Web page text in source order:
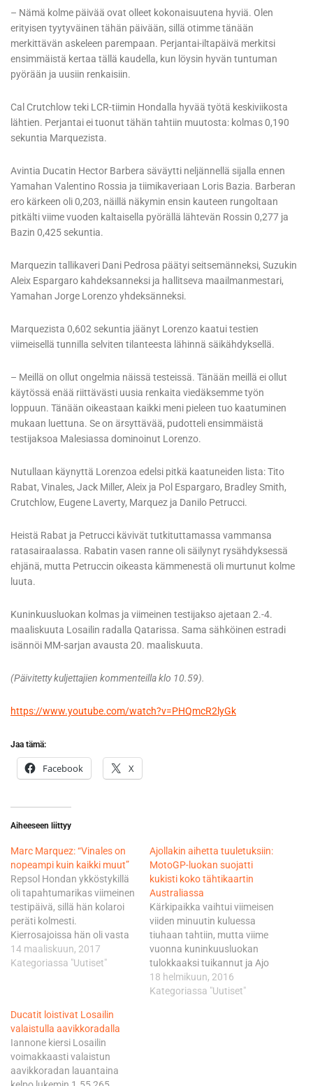
– Nämä kolme päivää ovat olleet kokonaisuutena hyviä. Olen
erityisen tyytyväinen tähän päivään, sillä otimme tänään
merkittävän askeleen parempaan. Perjantai-iltapäivä merkitsi
ensimmäistä kertaa tällä kaudella, kun löysin hyvän tuntuman
pyörään ja uusiin renkaisiin.
Cal Crutchlow teki LCR-tiimin Hondalla hyvää työtä keskiviikosta
lähtien. Perjantai ei tuonut tähän tahtiin muutosta: kolmas 0,190
sekuntia Marquezista.
Avintia Ducatin Hector Barbera säväytti neljännellä sijalla ennen
Yamahan Valentino Rossia ja tiimikaveriaan Loris Bazia. Barberan
ero kärkeen oli 0,203, näillä näkymin ensin kauteen rungoltaan
pitkälti viime vuoden kaltaisella pyörällä lähtevän Rossin 0,277 ja
Bazin 0,425 sekuntia.
Marquezin tallikaveri Dani Pedrosa päätyi seitsemänneksi, Suzukin
Aleix Espargaro kahdeksanneksi ja hallitseva maailmanmestari,
Yamahan Jorge Lorenzo yhdeksänneksi.
Marquezista 0,602 sekuntia jäänyt Lorenzo kaatui testien
viimeisellä tunnilla selviten tilanteesta lähinnä säikähdyksellä.
– Meillä on ollut ongelmia näissä testeissä. Tänään meillä ei ollut
käytössä enää riittävästi uusia renkaita viedäksemme työn
loppuun. Tänään oikeastaan kaikki meni pieleen tuo kaatuminen
mukaan luettuna. Se on ärsyttävää, pudotteli ensimmäistä
testijaksoa Malesiassa dominoinut Lorenzo.
Nutullaan käynyttä Lorenzoa edelsi pitkä kaatuneiden lista: Tito
Rabat, Vinales, Jack Miller, Aleix ja Pol Espargaro, Bradley Smith,
Crutchlow, Eugene Laverty, Marquez ja Danilo Petrucci.
Heistä Rabat ja Petrucci kävivät tutkituttamassa vammansa
ratasairaalassa. Rabatin vasen ranne oli säilynyt rysähdyksessä
ehjänä, mutta Petruccin oikeasta kämmenestä oli murtunut kolme
luuta.
Kuninkuusluokan kolmas ja viimeinen testijakso ajetaan 2.-4.
maaliskuuta Losailin radalla Qatarissa. Sama sähköinen estradi
isännöi MM-sarjan avausta 20. maaliskuuta.
(Päivitetty kuljettajien kommenteilla klo 10.59).
https://www.youtube.com/watch?v=PHQmcR2lyGk
Jaa tämä:
Facebook X
Aiheeseen liittyy
Marc Marquez: “Vinales on
nopeampi kuin kaikki muut”
Repsol Hondan ykköstykillä
oli tapahtumarikas viimeinen
testipäivä, sillä hän kolaroi
peräti kolmesti.
Kierrosajoissa hän oli vasta
kymmenenneksi nopein.
"Olen tyytyväinen siihen, että
sujuneet ihan kuten olisimme
toivoneet", Marques sanoi
MotoGP.comilla. "Kaaduin
kolmesti. Jarrutuksessa tuli
ensin jotakin ihmeellistä
14 maaliskuun, 2017
Kategoriassa "Uutiset"
Ajollakin aihetta tuuletuksiin:
MotoGP-luokan suojatti
kukisti koko tähtikaartin
Australiassa
Kärkipaikka vaihtui viimeisen
viiden minuutin kuluessa
tiuhaan tahtiin, mutta viime
vuonna kuninkuusluokan
tulokkaaksi tuikannut ja Ajo
Motorsportin mittavaan
organisaatioon kuuluva
18 helmikuun, 2016
Kategoriassa "Uutiset"
Ducatit loistivat Losailin
valaistulla aavikkoradalla
Iannone kiersi Losailin
voimakkaasti valaistun
aavikkoradan lauantaina